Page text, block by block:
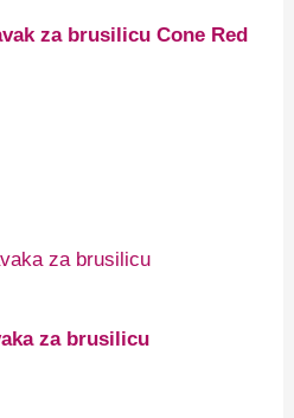
za brusilicu Cone Red
za brusilicu